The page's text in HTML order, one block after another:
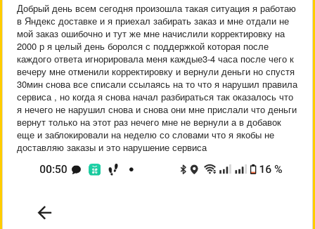
Добрый день всем сегодня произошла такая ситуация я работаю
в Яндекс доставке и я приехал забирать заказ и мне отдали не
мой заказ ошибочно и тут же мне начислили корректировку на
2000 р я целый день боролся с поддержкой которая после
каждого ответа игнорировала меня каждые3-4 часа после чего к
вечеру мне отменили корректировку и вернули деньги но спустя
30мин снова все списали ссылаясь на то что я нарушил правила
сервиса , но когда я снова начал разбираться так оказалось что
я нечего не нарушил снова и снова они мне прислали что деньги
вернут только на этот раз нечего мне не вернули а в добавок
еще и заблокировали на неделю со словами что я якобы не
доставляю заказы и это нарушение сервиса